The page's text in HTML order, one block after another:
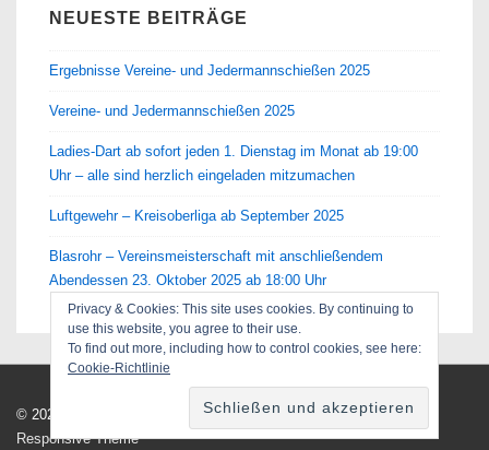
NEUESTE BEITRÄGE
Ergebnisse Vereine- und Jedermannschießen 2025
Vereine- und Jedermannschießen 2025
Ladies-Dart ab sofort jeden 1. Dienstag im Monat ab 19:00
Uhr – alle sind herzlich eingeladen mitzumachen
Luftgewehr – Kreisoberliga ab September 2025
Blasrohr – Vereinsmeisterschaft mit anschließendem
Abendessen 23. Oktober 2025 ab 18:00 Uhr
© 2026 Sportschützenverein Ehingen/Donau e.V.| Powered by
Responsive Theme
Privacy & Cookies: This site uses cookies. By continuing to
use this website, you agree to their use.
To find out more, including how to control cookies, see here:
Cookie-Richtlinie